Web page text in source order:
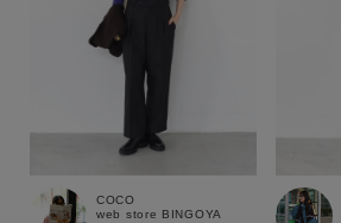
商品タイプ
通常商品
セール価格
在庫あり
COCO
web store BINGOYA